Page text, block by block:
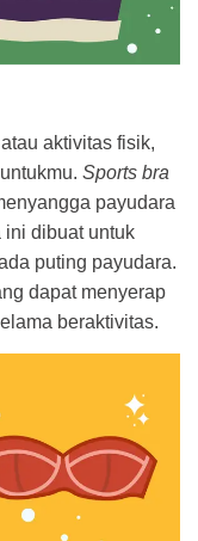
aktivitas fisik,
Sports bra
payudara
ini dibuat untuk
puting payudara.
dapat menyerap
beraktivitas.